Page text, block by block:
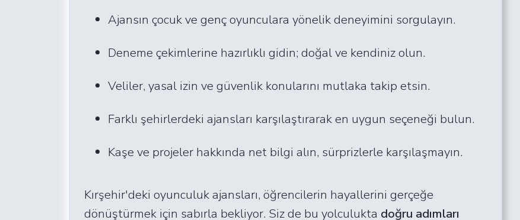
Ajansın çocuk ve genç oyunculara yönelik deneyimini sorgulayın.
Deneme çekimlerine hazırlıklı gidin; doğal ve kendiniz olun.
Veliler, yasal izin ve güvenlik konularını mutlaka takip etsin.
Farklı şehirlerdeki ajansları karşılaştırarak en uygun seçeneği bulun.
Kaşe ve projeler hakkında net bilgi alın, sürprizlerle karşılaşmayın.
Kırşehir'deki oyunculuk ajansları, öğrencilerin hayallerini gerçeğe
dönüştürmek için sabırla bekliyor. Siz de bu yolculukta doğru adımları